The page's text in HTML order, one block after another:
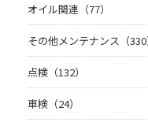
オイル関連（77）
その他メンテナンス（330
点検（132）
車検（24）